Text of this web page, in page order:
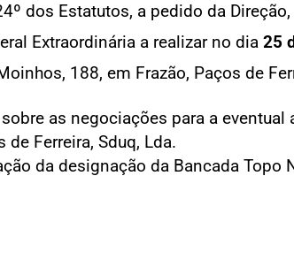
dos Estatutos, a pedido da
Extraordinária a realizar no dia 25
188, em Frazão, Paços de
as negociações para a
Ferreira, Sduq, Lda.
da designação da Bancada Topo